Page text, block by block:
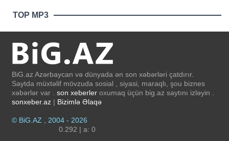
TOP MP3
BiG.az Azərbaycan və dünyada ən son xəbərləri çatdırır.
Saytda müxtəlif mövzuda sosial , siyasi, maraqlı, şou biznes
xəbərlər var . son xeberler oxumaq üçün big.az saytını izləyin .
sonxeber.az | Bizimlə Əlaqə
© BiG.AZ , 2004 - 2026
0.292 | a: 0